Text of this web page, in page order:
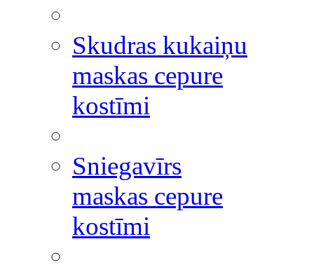
Skudras kukaiņu
maskas cepure
kostīmi
Sniegavīrs
maskas cepure
kostīmi